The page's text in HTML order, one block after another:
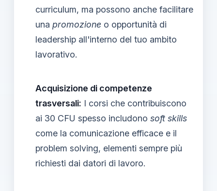
curriculum, ma possono anche facilitare
una promozione o opportunità di
leadership all'interno del tuo ambito
lavorativo.
Acquisizione di competenze
trasversali: I corsi che contribuiscono
ai 30 CFU spesso includono soft skills
come la comunicazione efficace e il
problem solving, elementi sempre più
richiesti dai datori di lavoro.